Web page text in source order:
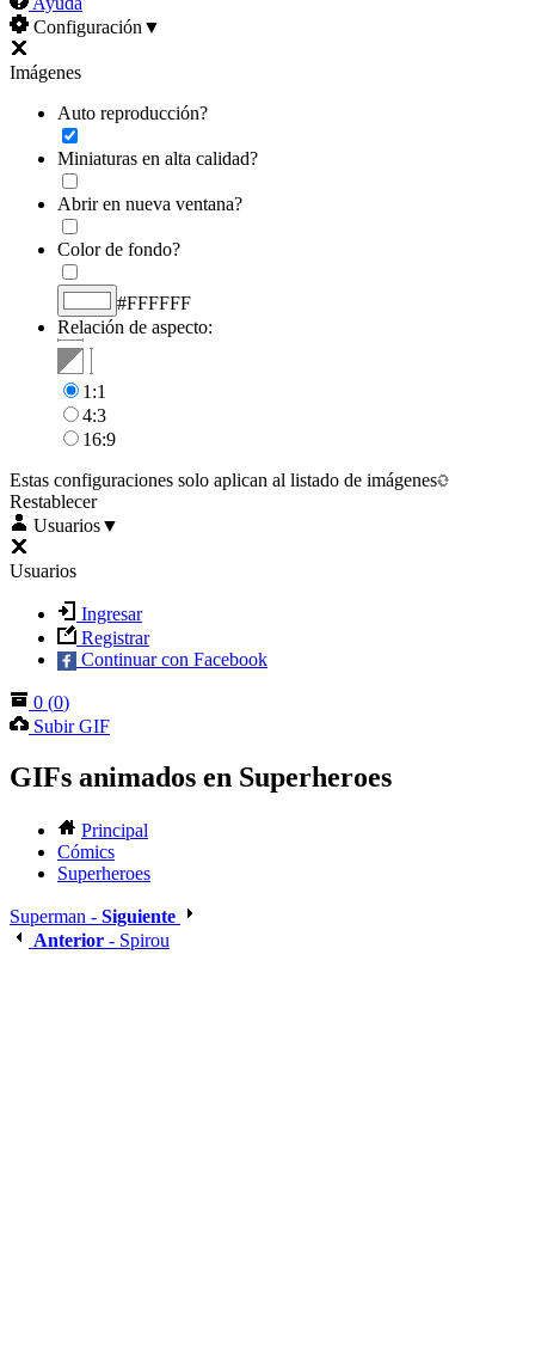
Configuración ▼
Imágenes
Auto reproducción?
Miniaturas en alta calidad?
Abrir en nueva ventana?
Color de fondo?
#FFFFFF
Relación de aspecto:
1:1
4:3
16:9
Estas configuraciones solo aplican al listado de imágenes
Restablecer
Usuarios▼
Usuarios
Ingresar
Registrar
Continuar con Facebook
0 (0)
Subir GIF
GIFs animados en Superheroes
Principal
Cómics
Superheroes
Superman - Siguiente
Anterior - Spirou